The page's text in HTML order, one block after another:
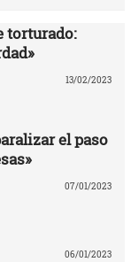
torturado:
13/02/2023
el paso
07/01/2023
06/01/2023